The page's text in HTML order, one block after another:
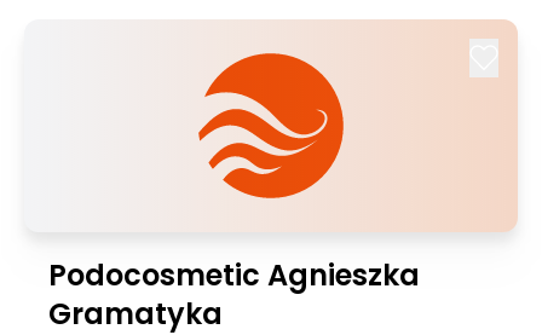
Podocosmetic Agnieszka
Gramatyka